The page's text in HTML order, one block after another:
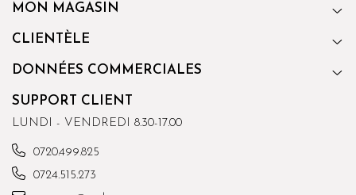
MON MAGASIN
CLIENTÈLE
DONNÉES COMMERCIALES
SUPPORT CLIENT
LUNDI - VENDREDI 8.30-17.00
0720.499.825
0724.515.273